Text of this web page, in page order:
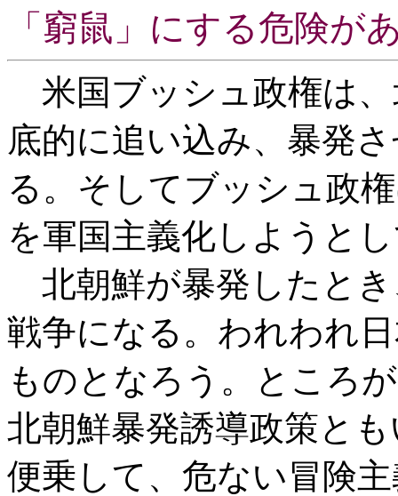
「窮鼠」にする危険が
米国ブッシュ政権は
底的に追い込み、暴発
る。そしてブッシュ政
を軍国主義化しようと
北朝鮮が暴発したと
戦争になる。われわれ
ものとなろう。ところ
北朝鮮暴発誘導政策と
便乗して、危ない冒険